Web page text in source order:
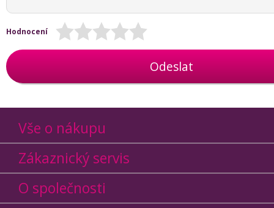
Hodnocení
Odeslat
Vše o nákupu
Zákaznický servis
O společnosti